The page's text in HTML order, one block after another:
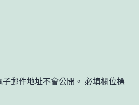
郵件地址不會公開。 必填欄位標